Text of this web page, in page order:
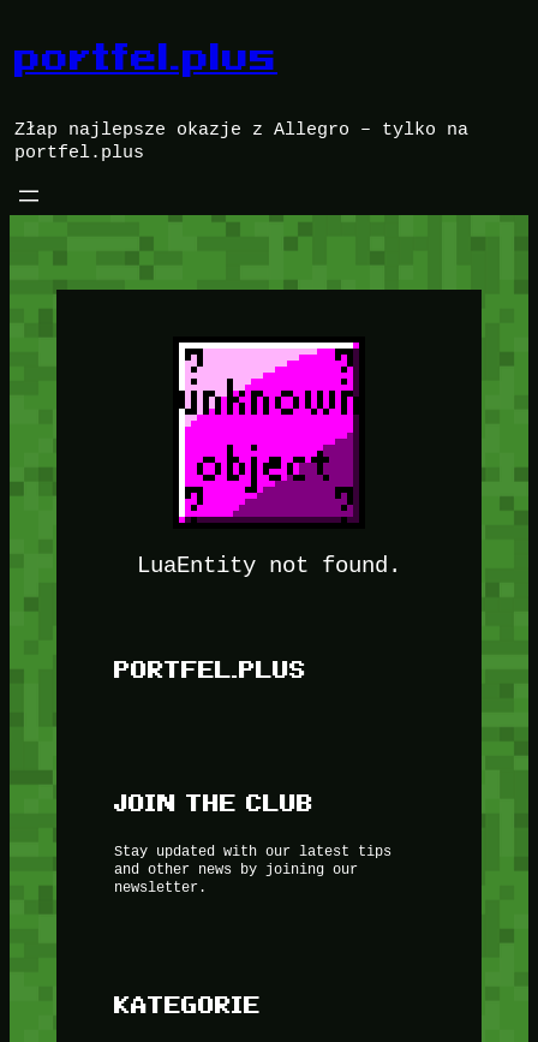
treści
portfel.plus
Złap najlepsze okazje z Allegro – tylko na
portfel.plus
LuaEntity not found.
PORTFEL.PLUS
JOIN THE CLUB
Stay updated with our latest tips
and other news by joining our
newsletter.
KATEGORIE